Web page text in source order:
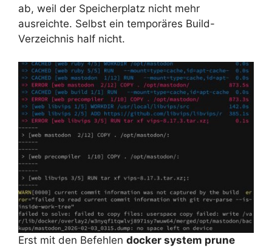
ab, weil der Speicherplatz nicht mehr
ausreichte. Selbst ein temporäres Build-
Verzeichnis half nicht.
Erst mit den Befehlen docker system prune